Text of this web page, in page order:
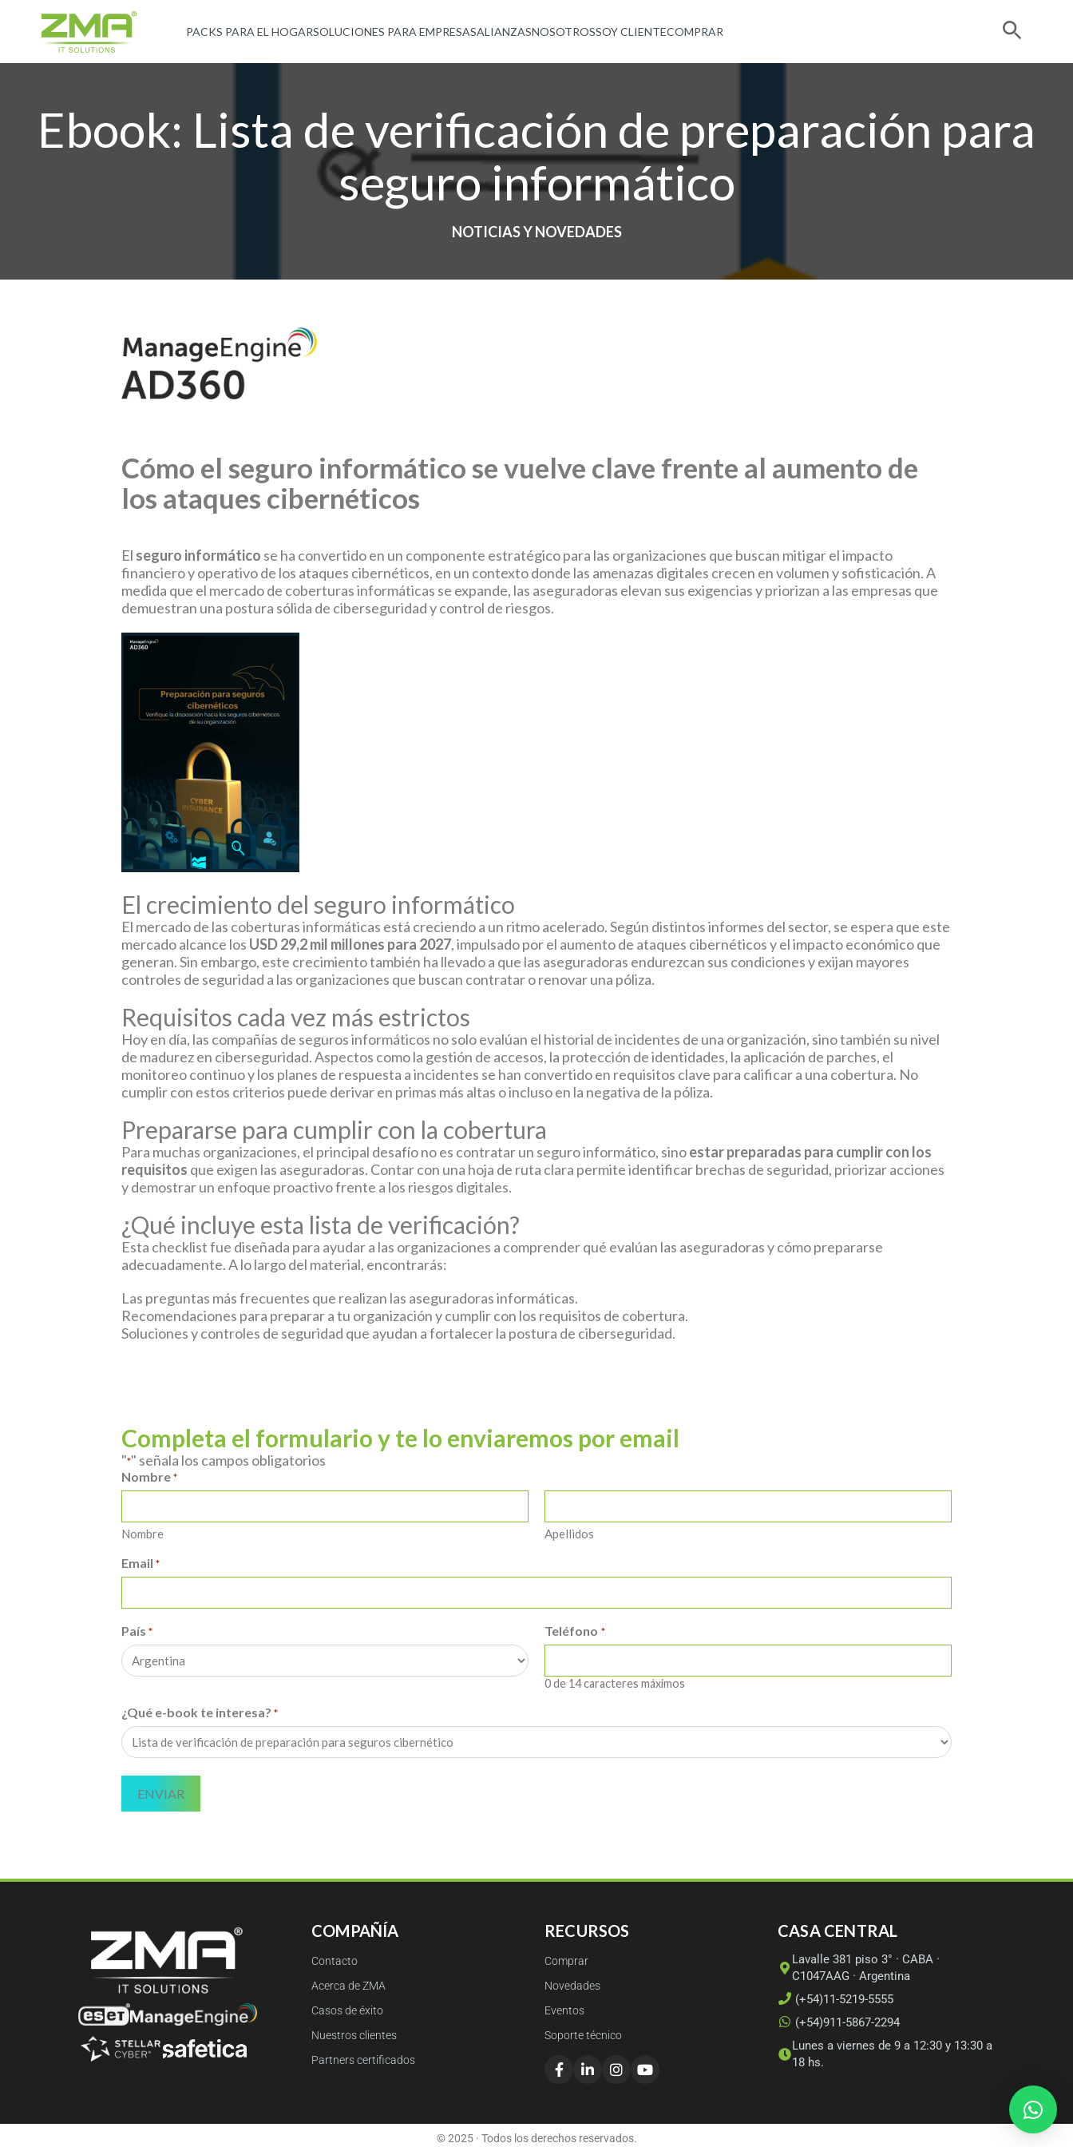
PACKS PARA EL HOGARSOLUCIONES PARA EMPRESASALIANZASNOSOTROSSOY CLIENTECOMPRAR
Ebook: Lista de verificación de preparación para
seguro informático
NOTICIAS Y NOVEDADES
Cómo el seguro informático se vuelve clave frente al aumento de
los ataques cibernéticos
El seguro informático se ha convertido en un componente estratégico para las organizaciones que buscan mitigar el impacto
financiero y operativo de los ataques cibernéticos, en un contexto donde las amenazas digitales crecen en volumen y sofisticación. A
medida que el mercado de coberturas informáticas se expande, las aseguradoras elevan sus exigencias y priorizan a las empresas que
demuestran una postura sólida de ciberseguridad y control de riesgos.
El crecimiento del seguro informático
El mercado de las coberturas informáticas está creciendo a un ritmo acelerado. Según distintos informes del sector, se espera que este
mercado alcance los USD 29,2 mil millones para 2027, impulsado por el aumento de ataques cibernéticos y el impacto económico que
generan. Sin embargo, este crecimiento también ha llevado a que las aseguradoras endurezcan sus condiciones y exijan mayores
controles de seguridad a las organizaciones que buscan contratar o renovar una póliza.
Requisitos cada vez más estrictos
Hoy en día, las compañías de seguros informáticos no solo evalúan el historial de incidentes de una organización, sino también su nivel
de madurez en ciberseguridad. Aspectos como la gestión de accesos, la protección de identidades, la aplicación de parches, el
monitoreo continuo y los planes de respuesta a incidentes se han convertido en requisitos clave para calificar a una cobertura. No
cumplir con estos criterios puede derivar en primas más altas o incluso en la negativa de la póliza.
Prepararse para cumplir con la cobertura
Para muchas organizaciones, el principal desafío no es contratar un seguro informático, sinoestar preparadas para cumplir con los
requisitos que exigen las aseguradoras. Contar con una hoja de ruta clara permite identificar brechas de seguridad, priorizar acciones
y demostrar un enfoque proactivo frente a los riesgos digitales.
¿Qué incluye esta lista de verificación?
Esta checklist fue diseñada para ayudar a las organizaciones a comprender qué evalúan las aseguradoras y cómo prepararse
adecuadamente. A lo largo del material, encontrarás:
Las preguntas más frecuentes que realizan las aseguradoras informáticas.
Recomendaciones para preparar a tu organización y cumplir con los requisitos de cobertura.
Soluciones y controles de seguridad que ayudan a fortalecer la postura de ciberseguridad.
Completa el formulario y te lo enviaremos por email
"*" señala los campos obligatorios
Nombre *
Nombre Apellidos
Email *
País * Teléfono *
0 de 14 caracteres máximos
¿Qué e-book te interesa? *
COMPAÑÍA
Contacto
Acerca de ZMA
Casos de éxito
Nuestros clientes
Partners certificados
RECURSOS
Comprar
Novedades
Eventos
Soporte técnico
CASA CENTRAL
Lavalle 381 piso 3° · CABA ·
C1047AAG · Argentina
(+54)11-5219-5555
(+54)911-5867-2294
Lunes a viernes de 9 a 12:30 y 13:30 a
18 hs.
© 2025 · Todos los derechos reservados.